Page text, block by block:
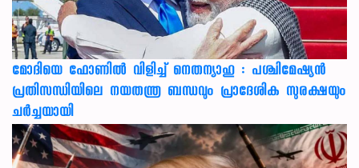
മോദിയെ ഫോണിൽ വിളിച്ച് നെതന്യാഹു : പശ്ചിമേഷ്യൻ
പ്രതിസന്ധിയിലെ നയതന്ത്ര ബന്ധവും പ്രാദേശിക സുരക്ഷയും
ചർച്ചയായി